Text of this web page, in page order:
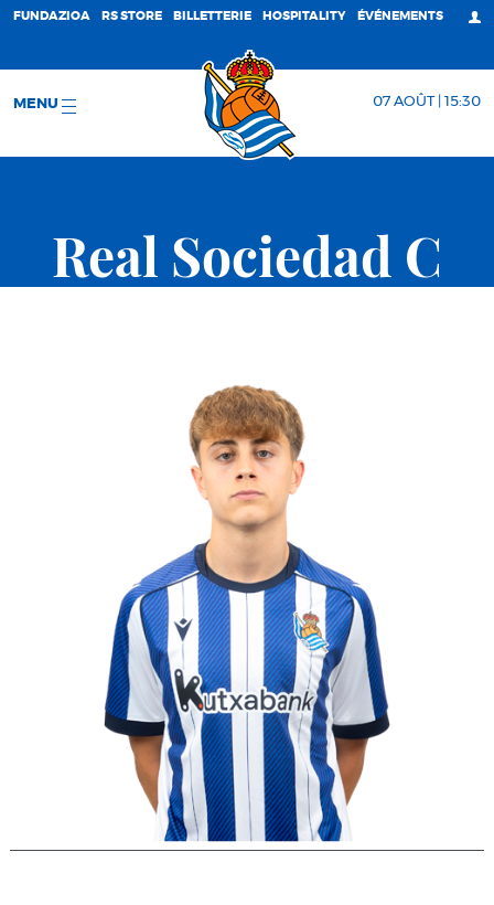
FUNDAZIOA RS STORE BILLETTERIE HOSPITALITY ÉVÉNEMENTS
MENU 07 AOÛT | 15:30
Real Sociedad C